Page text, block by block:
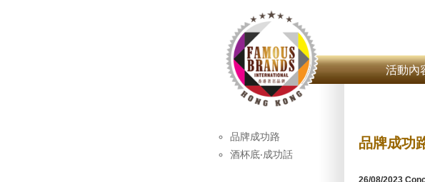
活動內
品牌成功路
酒杯底‧成功話
品牌成功
26/08/2023